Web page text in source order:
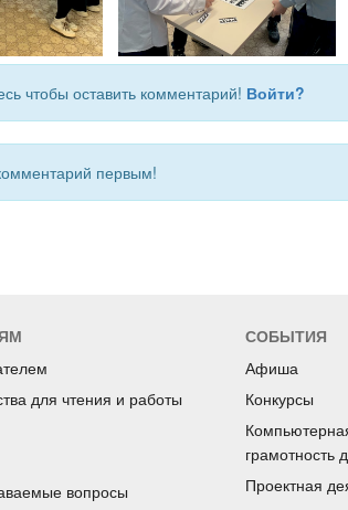
чтобы оставить комментарий! Войти?
первым!
для чтения и работы
вопросы
СОБЫТИЯ
Афиша
Конкурсы
грамотность
Проектная